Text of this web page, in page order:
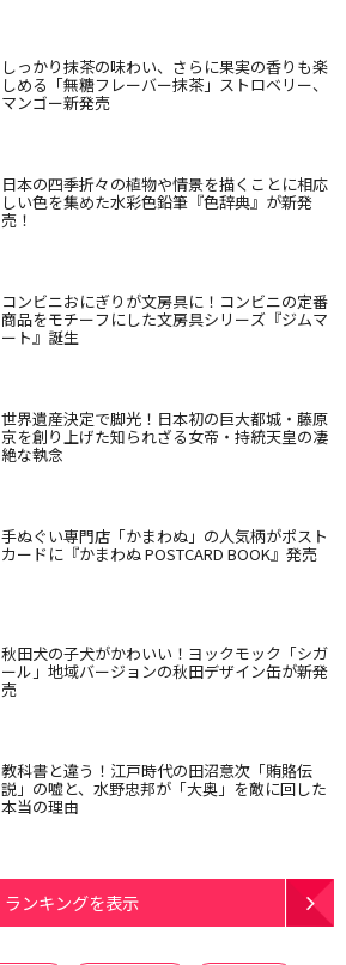
しっかり抹茶の味わい、さらに果実の香りも楽
しめる「無糖フレーバー抹茶」ストロベリー、
マンゴー新発売
日本の四季折々の植物や情景を描くことに相応
しい色を集めた水彩色鉛筆『色辞典』が新発
売！
コンビニおにぎりが文房具に！コンビニの定番
商品をモチーフにした文房具シリーズ『ジムマ
ート』誕生
世界遺産決定で脚光！日本初の巨大都城・藤原
京を創り上げた知られざる女帝・持統天皇の凄
絶な執念
手ぬぐい専門店「かまわぬ」の人気柄がポスト
カードに『かまわぬ POSTCARD BOOK』発売
秋田犬の子犬がかわいい！ヨックモック「シガ
ール」地域バージョンの秋田デザイン缶が新発
売
教科書と違う！江戸時代の田沼意次「賄賂伝
説」の嘘と、水野忠邦が「大奥」を敵に回した
本当の理由
ランキングを表示